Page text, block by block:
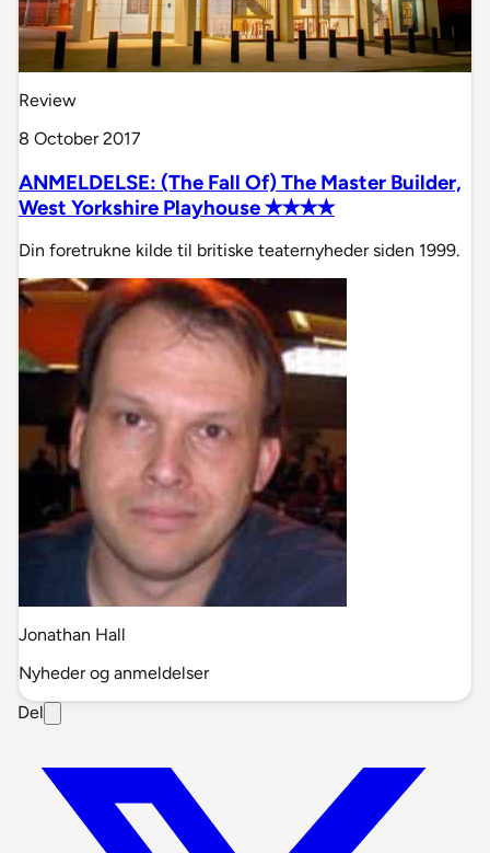
Review
8 October 2017
ANMELDELSE: (The Fall Of) The Master Builder,
West Yorkshire Playhouse ✭✭✭✭
Din foretrukne kilde til britiske teaternyheder siden 1999.
Jonathan Hall
Nyheder og anmeldelser
Del